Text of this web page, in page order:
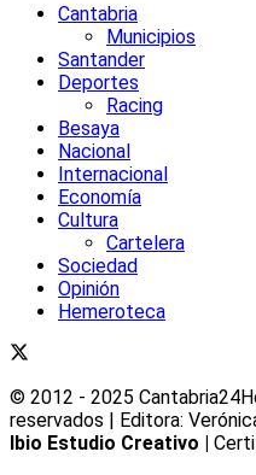
Cantabria
Municipios
Santander
Deportes
Racing
Besaya
Nacional
Internacional
Economía
Cultura
Cartelera
Sociedad
Opinión
Hemeroteca
© 2012 - 2025
reservados | Editora:
Ibio Estudio Creativo |